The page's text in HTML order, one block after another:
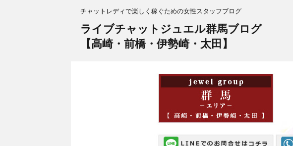
チャットレディで楽しく稼ぐための女性スタッフブログ
ライブチャットジュエル群馬ブログ
【高崎・前橋・伊勢崎・太田】